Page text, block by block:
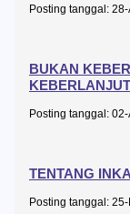
Posting tanggal:
BUKAN
Posting tanggal:
TENTANG
Posting tanggal: